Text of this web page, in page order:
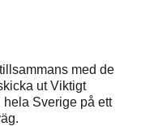
med de
ut Viktigt
Sverige på ett